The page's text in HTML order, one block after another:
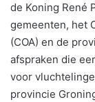
de Koning René
gemeenten, het
(COA) en de
afspraken die
voor
provincie